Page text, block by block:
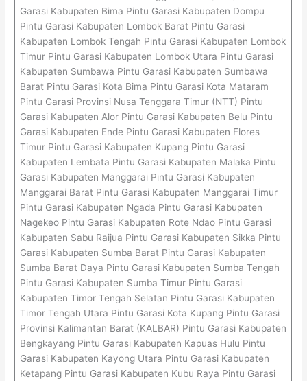
Garasi Kabupaten Bima Pintu Garasi Kabupaten Dompu
Pintu Garasi Kabupaten Lombok Barat Pintu Garasi
Kabupaten Lombok Tengah Pintu Garasi Kabupaten Lombok
Timur Pintu Garasi Kabupaten Lombok Utara Pintu Garasi
Kabupaten Sumbawa Pintu Garasi Kabupaten Sumbawa
Barat Pintu Garasi Kota Bima Pintu Garasi Kota Mataram
Pintu Garasi Provinsi Nusa Tenggara Timur (NTT) Pintu
Garasi Kabupaten Alor Pintu Garasi Kabupaten Belu Pintu
Garasi Kabupaten Ende Pintu Garasi Kabupaten Flores
Timur Pintu Garasi Kabupaten Kupang Pintu Garasi
Kabupaten Lembata Pintu Garasi Kabupaten Malaka Pintu
Garasi Kabupaten Manggarai Pintu Garasi Kabupaten
Manggarai Barat Pintu Garasi Kabupaten Manggarai Timur
Pintu Garasi Kabupaten Ngada Pintu Garasi Kabupaten
Nagekeo Pintu Garasi Kabupaten Rote Ndao Pintu Garasi
Kabupaten Sabu Raijua Pintu Garasi Kabupaten Sikka Pintu
Garasi Kabupaten Sumba Barat Pintu Garasi Kabupaten
Sumba Barat Daya Pintu Garasi Kabupaten Sumba Tengah
Pintu Garasi Kabupaten Sumba Timur Pintu Garasi
Kabupaten Timor Tengah Selatan Pintu Garasi Kabupaten
Timor Tengah Utara Pintu Garasi Kota Kupang Pintu Garasi
Provinsi Kalimantan Barat (KALBAR) Pintu Garasi Kabupaten
Bengkayang Pintu Garasi Kabupaten Kapuas Hulu Pintu
Garasi Kabupaten Kayong Utara Pintu Garasi Kabupaten
Ketapang Pintu Garasi Kabupaten Kubu Raya Pintu Garasi